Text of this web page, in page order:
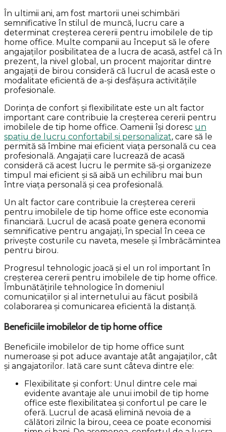
În ultimii ani, am fost martorii unei schimbări
semnificative în stilul de muncă, lucru care a
determinat creșterea cererii pentru imobilele de tip
home office. Multe companii au început să le ofere
angajaților posibilitatea de a lucra de acasă, astfel că în
prezent, la nivel global, un procent majoritar dintre
angajații de birou consideră că lucrul de acasă este o
modalitate eficientă de a-și desfășura activitățile
profesionale.
Dorința de confort și flexibilitate este un alt factor
important care contribuie la creșterea cererii pentru
imobilele de tip home office. Oamenii își doresc un
spațiu de lucru confortabil și personalizat, care să le
permită să îmbine mai eficient viața personală cu cea
profesională. Angajații care lucrează de acasă
consideră că acest lucru le permite să-și organizeze
timpul mai eficient și să aibă un echilibru mai bun
între viața personală și cea profesională.
Un alt factor care contribuie la creșterea cererii
pentru imobilele de tip home office este economia
financiară. Lucrul de acasă poate genera economii
semnificative pentru angajați, în special în ceea ce
privește costurile cu naveta, mesele și îmbrăcămintea
pentru birou.
Progresul tehnologic joacă și el un rol important în
creșterea cererii pentru imobilele de tip home office.
Îmbunătățirile tehnologice în domeniul
comunicațiilor și al internetului au făcut posibilă
colaborarea și comunicarea eficientă la distanță.
Beneficiile imobilelor de tip home office
Beneficiile imobilelor de tip home office sunt
numeroase și pot aduce avantaje atât angajaților, cât
și angajatorilor. Iată care sunt câteva dintre ele:
Flexibilitate și confort: Unul dintre cele mai
evidente avantaje ale unui imobil de tip home
office este flexibilitatea și confortul pe care le
oferă. Lucrul de acasă elimină nevoia de a
călători zilnic la birou, ceea ce poate economisi